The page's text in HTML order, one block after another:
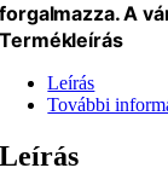
forgalmazza. A
Termékleírás
Leírás
További
Leírás